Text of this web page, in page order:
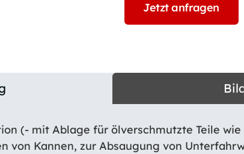
Jetzt anfragen
(- mit Ablage für ölverschmutzte Teile
von Kannen, zur Absaugung von